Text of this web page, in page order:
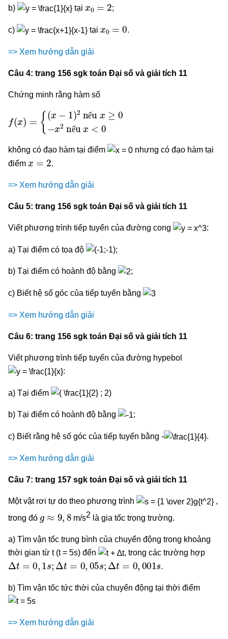
b) tại ;
c) tại .
=> Xem hướng dẫn giải
Câu 4: trang 156 sgk toán Đại số và giải tích 11
Chứng minh rằng hàm số
ế
ế
(x =
(x − nếux ≥0− x2nếu x<
không có đạo hàm tại điểm
nhưng có đạo hàm tại
điểm
x
.
=> Xem hướng dẫn giải
Câu 5: trang 156 sgk toán Đại số và giải tích 11
Viết phương trình tiếp tuyến của đường cong :
a) Tại điểm có tọa độ ;
b) Tại điểm có hoành độ bằng ;
c) Biết hệ số góc của tiếp tuyến bằng
=> Xem hướng dẫn giải
Câu 6: trang 156 sgk toán Đại số và giải tích 11
Viết phương trình tiếp tuyến của đường hypebol
:
a) Tại điểm
b) Tại điểm có hoành độ bằng ;
c) Biết rằng hệ số góc của tiếp tuyến bằng - .
=> Xem hướng dẫn giải
Câu 7: trang 157 sgk toán Đại số và giải tích 11
Một vật rơi tự do theo phương trình
,
trong đó
,8
m/s2 là gia tốc trọng trường.
a) Tìm vận tốc trung bình của chuyển động trong khoảng
thời gian từ t (t = 5s) đến
, trong các trường hợp
∆ = 0 1s ;∆ =0 , s; ∆t= 001
.
b) Tìm vận tốc tức thời của chuyển động tại thời điểm
=> Xem hướng dẫn giải